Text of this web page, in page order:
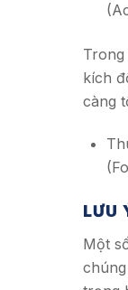
kích
càng
LƯU
Một